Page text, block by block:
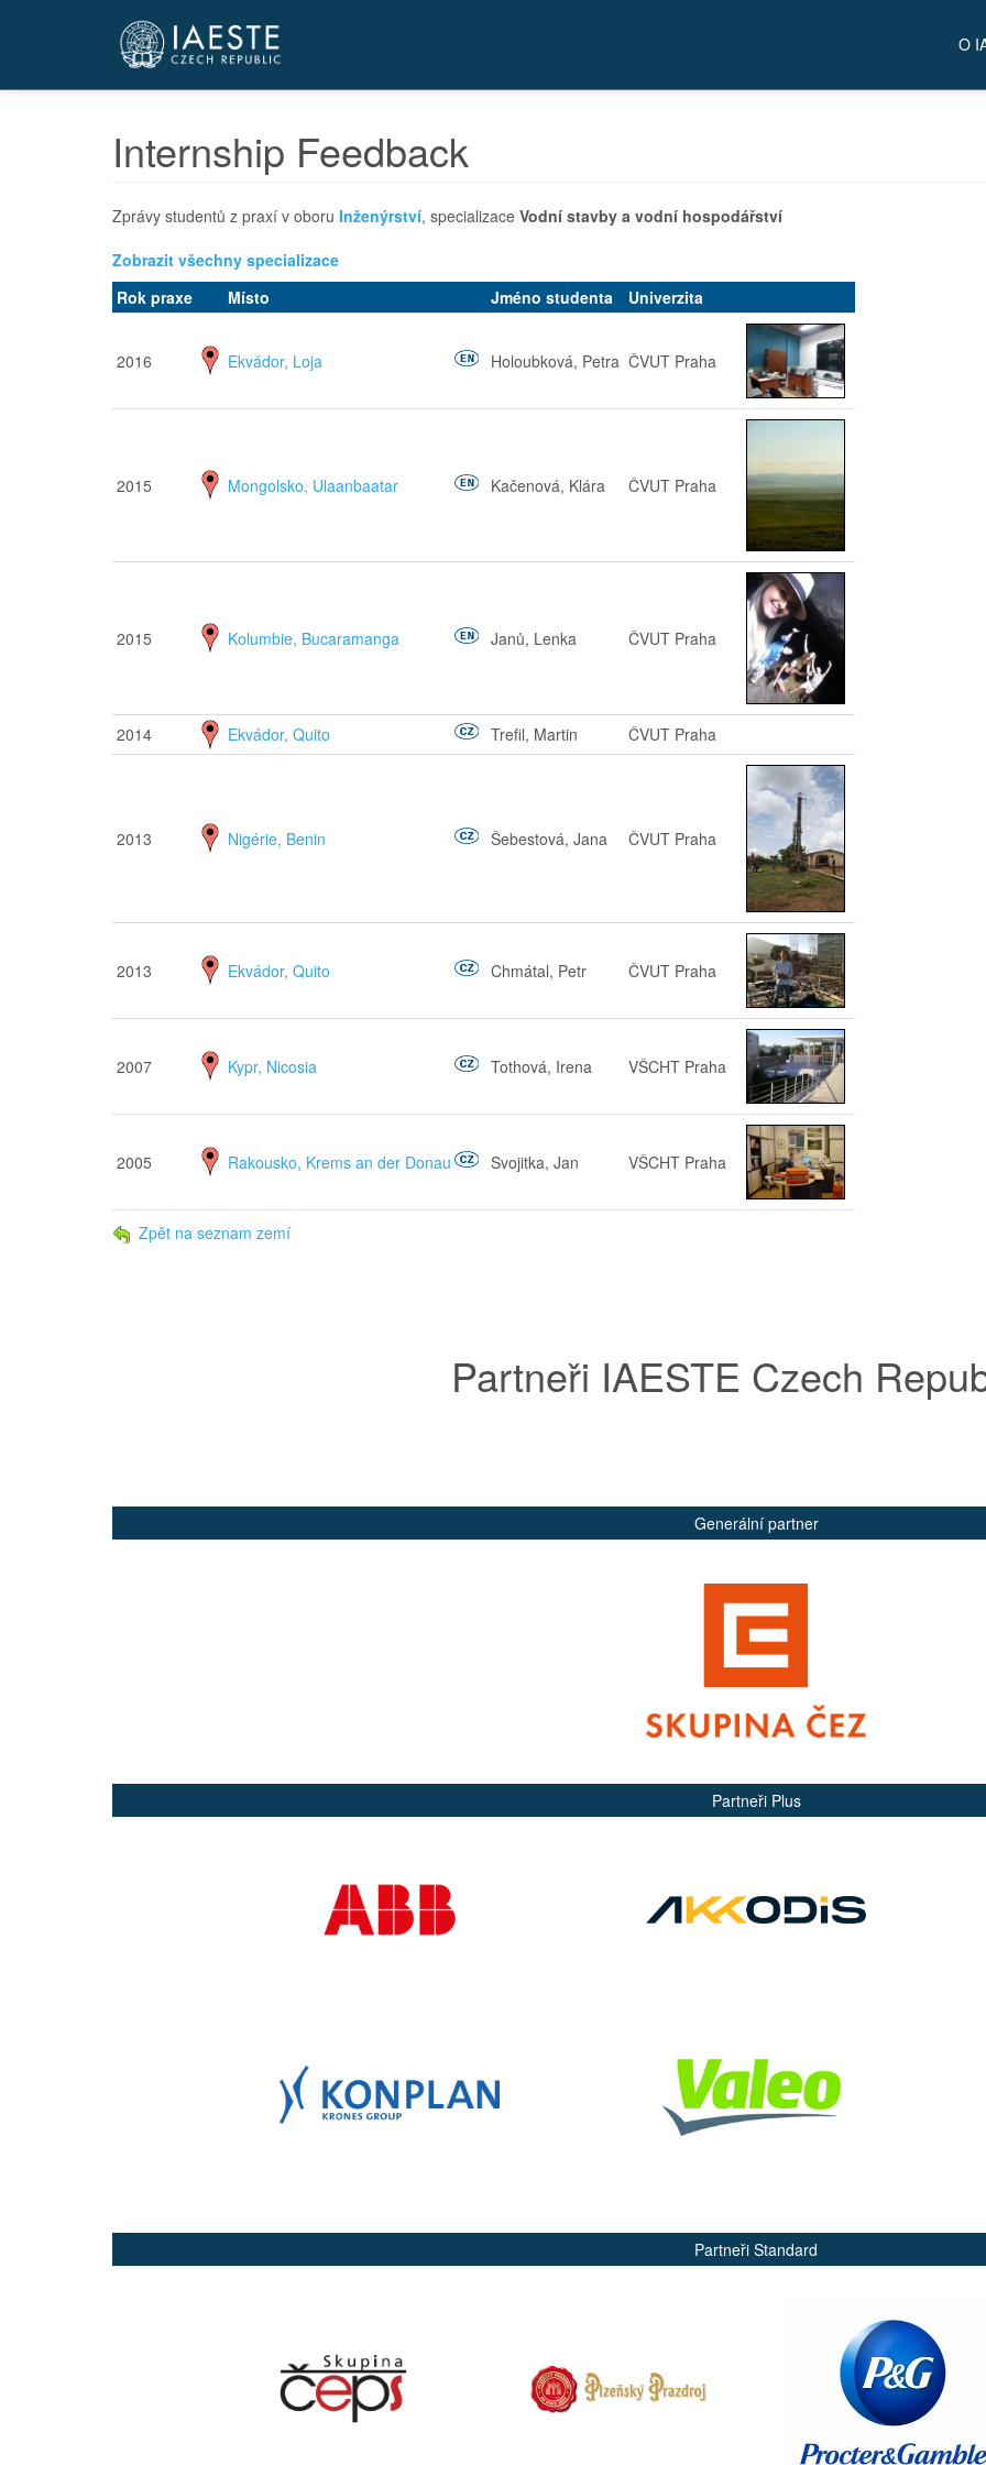
O
Internship Feedback
Zprávy studentů z praxí v oboru Inženýrství, specializace Vodní stavby a vodní hospodářství
Zobrazit všechny specializace
Rok praxe
Místo Jméno studenta Univerzita
2016 Ekvádor, Loja Holoubková, Petra ČVUT Praha
2015 Mongolsko, Ulaanbaatar Kačenová, Klára ČVUT Praha
2015 Kolumbie, Bucaramanga Janů, Lenka ČVUT Praha
2014 Ekvádor, Quito Trefil, Martin ČVUT Praha
2013 Nigérie, Benin Šebestová, Jana ČVUT Praha
2013 Ekvádor, Quito Chmátal, Petr ČVUT Praha
2007 Kypr, Nicosia Tothová, Irena VŠCHT Praha
2005 Rakousko, Krems an der Donau Svojitka, Jan VŠCHT Praha
Zpět na seznam zemí
Partneři IAESTE Czech
Generální partner
Partneři Plus
Partneři Standard